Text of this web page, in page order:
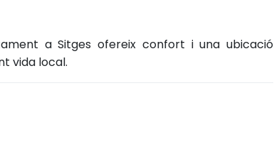
a Sitges ofereix confort i una ubicació
vida local.